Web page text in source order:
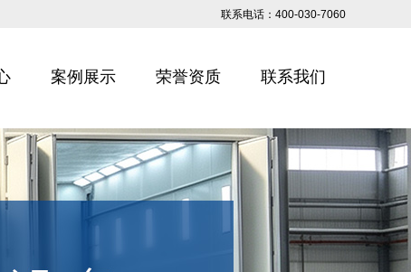
联系电话：400-030-7060
案例展示 荣誉资质 联系我们